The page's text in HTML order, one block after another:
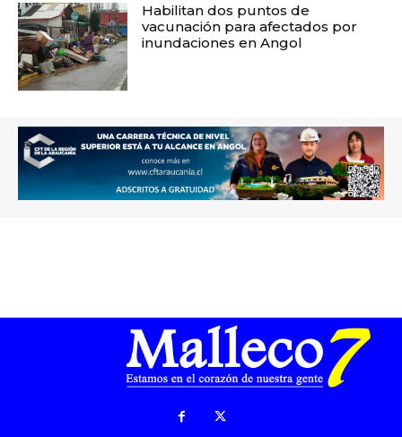
Habilitan dos puntos de
vacunación para afectados por
inundaciones en Angol